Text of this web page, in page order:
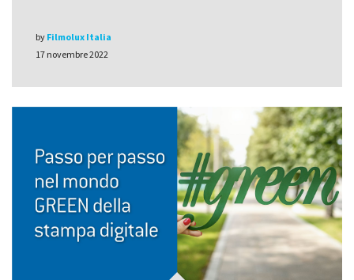
by Filmolux Italia
17 novembre 2022